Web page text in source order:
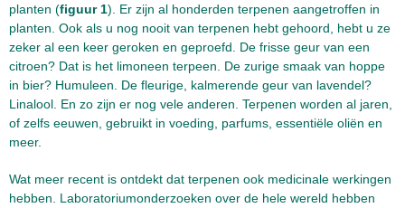
planten (figuur 1). Er zijn al honderden terpenen aangetroffen in
planten. Ook als u nog nooit van terpenen hebt gehoord, hebt u ze
zeker al een keer geroken en geproefd. De frisse geur van een
citroen? Dat is het limoneen terpeen. De zurige smaak van hoppe
in bier? Humuleen. De fleurige, kalmerende geur van lavendel?
Linalool. En zo zijn er nog vele anderen. Terpenen worden al jaren,
of zelfs eeuwen, gebruikt in voeding, parfums, essentiële oliën en
meer.
Wat meer recent is ontdekt dat terpenen ook medicinale werkingen
hebben. Laboratoriumonderzoeken over de hele wereld hebben